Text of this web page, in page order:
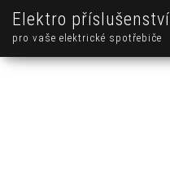
Elektro příslušenství
pro vaše elektrické spotřebiče